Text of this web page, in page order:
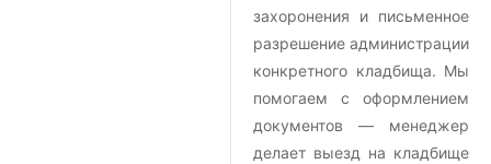
захоронения и письменное
разрешение администрации
конкретного кладбища. Мы
помогаем с оформлением
документов — менеджер
делает выезд на кладбище